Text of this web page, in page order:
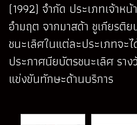
(1992) จำกัด ประเภทเจ้า
อำมฤต จากมาสด้า ชูเกียรติ
ชนะเลิศในแต่ละประเภทจะ
ประกาศนียบัตรชนะเลิศ ราง
แข่งขันทักษะด้านบริการ